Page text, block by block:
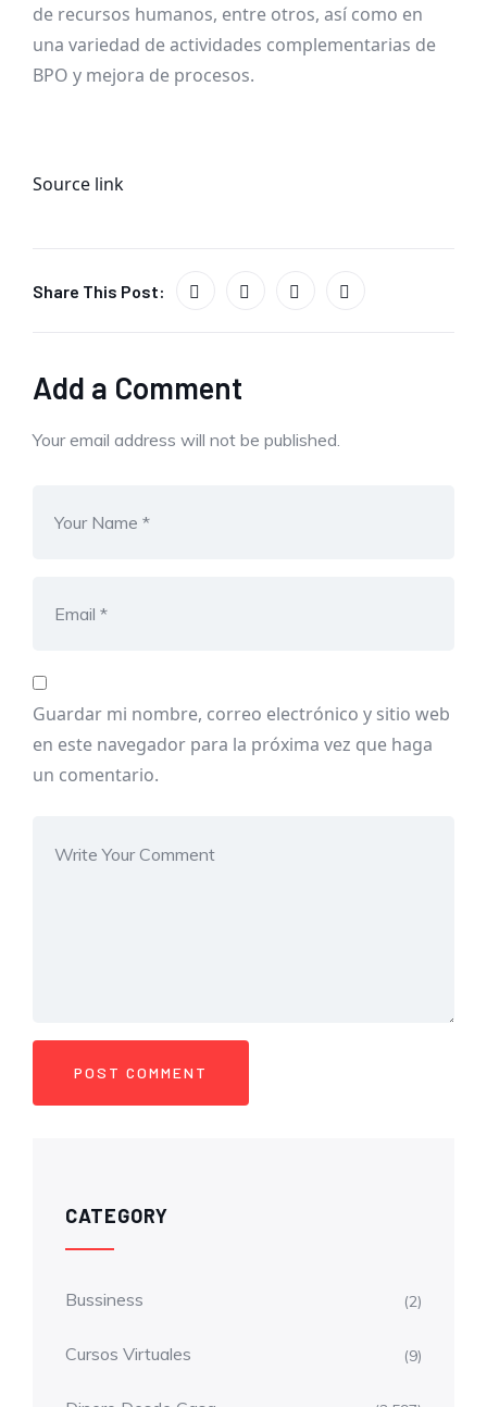
de recursos humanos, entre otros, así como en
una variedad de actividades complementarias de
BPO y mejora de procesos.
Source link
Share This Post:
Add a Comment
Your email address will not be published.
Guardar mi nombre, correo electrónico y sitio web
en este navegador para la próxima vez que haga
un comentario.
CATEGORY
Bussiness (2)
Cursos Virtuales (9)